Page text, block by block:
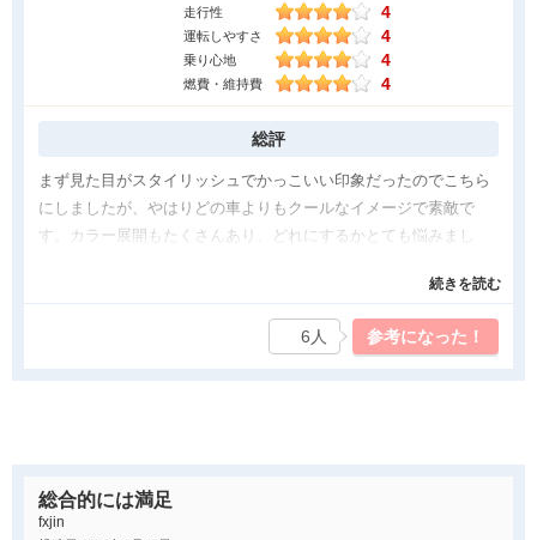
気になった点
後ろの席の背もたれがリクライニングしない(できても本当にちょ
っと)ので、そこがリクライニング機能が良ければなと思います。
していたらもっと良かったなと思います。また、乗り始めた時
しまっていることが不便だなとかんじました。今は身体ごと動い
てみたりして調整ができているので慣れかなと思います。
走行性 4
運転しやすさ 4
乗り心地 4
燃費・維持費 4
総評
まず見た目がスタイリッシュでかっこいい印象だったのでこちら
にしましたが、やはりどの車よりもクールなイメージで素敵で
す。カラー展開もたくさんあり、どれにするかとても悩みまし
以前乗っていた車よりも乗り心地は抜群に良いですし、燃費も比
較的良いように思いました。とても運転しやすいためこの車を選
んで良かったなと思います。そろそろ乗り換え時期ですが、乗り
受けました。カラーバリエーションもたくさんあり、どれも綺麗
な色だったので悩んでしまうくらいでした。メタリックカラーが
続きを読む
参考になった！
6人
総合的には満足
fxjin